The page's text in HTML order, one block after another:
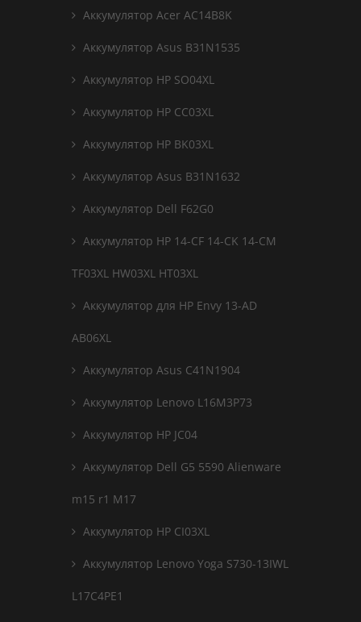
Аккумулятор Acer AC14B8K
Аккумулятор Asus B31N1535
Аккумулятор HP SO04XL
Аккумулятор HP CC03XL
Аккумулятор HP BK03XL
Аккумулятор Asus B31N1632
Аккумулятор Dell F62G0
Аккумулятор HP 14-CF 14-CK 14-CM
TF03XL HW03XL HT03XL
Аккумулятор для HP Envy 13-AD
AB06XL
Аккумулятор Asus C41N1904
Аккумулятор Lenovo L16M3P73
Аккумулятор HP JC04
Аккумулятор Dell G5 5590 Alienware
m15 r1 M17
Аккумулятор HP CI03XL
Аккумулятор Lenovo Yoga S730-13IWL
L17C4PE1